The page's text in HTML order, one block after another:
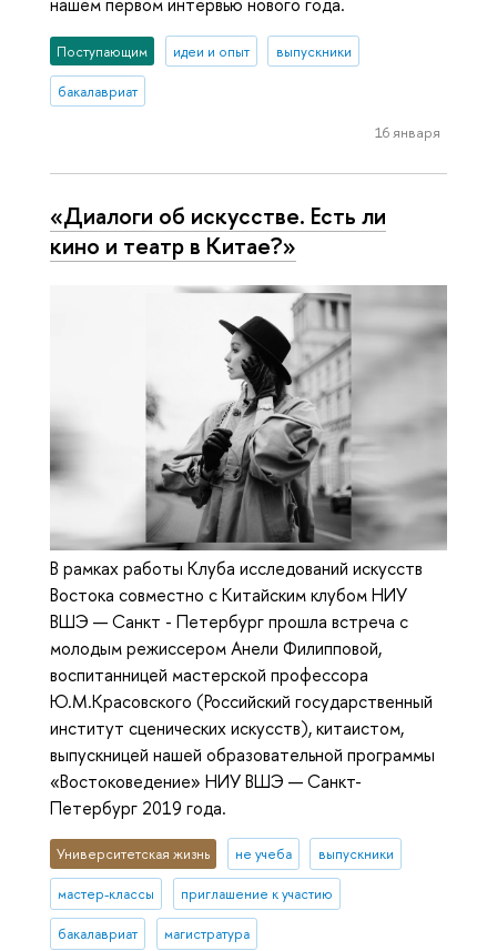
нашем первом интервью нового года.
Поступающим идеи и опыт выпускники
бакалавриат
16 января
«Диалоги об искусстве. Есть ли
кино и театр в Китае?»
В рамках работы Клуба исследований искусств
Востока совместно с Китайским клубом НИУ
ВШЭ — Санкт - Петербург прошла встреча с
молодым режиссером Анели Филипповой,
воспитанницей мастерской профессора
Ю.М.Красовского (Российский государственный
институт сценических искусств), китаистом,
выпускницей нашей образовательной программы
«Востоковедение» НИУ ВШЭ — Санкт-
Петербург 2019 года.
Университетская жизнь не учеба выпускники
мастер-классы приглашение к участию
бакалавриат магистратура